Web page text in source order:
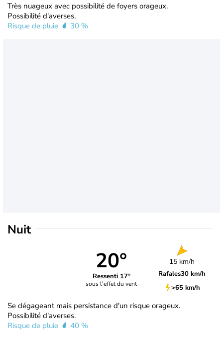
Très nuageux avec possibilité de foyers orageux.
Possibilité d'averses.
Risque de pluie
30 %
Nuit
20°
Ressenti 17°
sous l'effet du vent
15 km/h
Rafales30 km/h
>65 km/h
Se dégageant mais persistance d'un risque orageux.
Possibilité d'averses.
Risque de pluie
40 %